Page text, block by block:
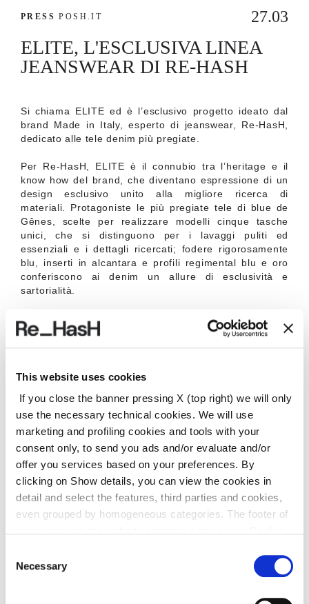
This website uses cookies
If you close the banner pressing X (top right) we will only
use the necessary technical cookies. We will use
marketing and profiling cookies and tools with your
consent only, to send you ads and/or evaluate and/or
offer you services based on your preferences. By
clicking on Show details, you can view the cookies in
detail and select the features, third parties and cookies,
even grouped by homogeneous categories. The footer of
your choices. You may check and modify your consent
also by clicking on the paperclip icon on each page.
Selection
Necessary
PRESS POSH.IT 27.03
ELITE, L'ESCLUSIVA LINEA
JEANSWEAR DI RE-HASH
Si chiama ELITE ed è l’esclusivo progetto ideato dal
brand Made in Italy, esperto di jeanswear, Re-HasH,
dedicato alle tele denim più pregiate.
Per Re-HasH, ELITE è il connubio tra l’heritage e il
know how del brand, che diventano espressione di un
design esclusivo unito alla migliore ricerca di
materiali. Protagoniste le più pregiate tele di blue de
Gênes, scelte per realizzare modelli cinque tasche
unici, che si distinguono per i lavaggi puliti ed
essenziali e i dettagli ricercati; fodere rigorosamente
blu, inserti in alcantara e profili regimental blu e oro
conferiscono ai denim un allure di esclusività e
sartorialità.
Unicità che passa anche per il packaging, Re-HasH
pensa infatti ad un cofanetto dedicato che richiama
i colori blu e oro che contraddistinguono ELITE.